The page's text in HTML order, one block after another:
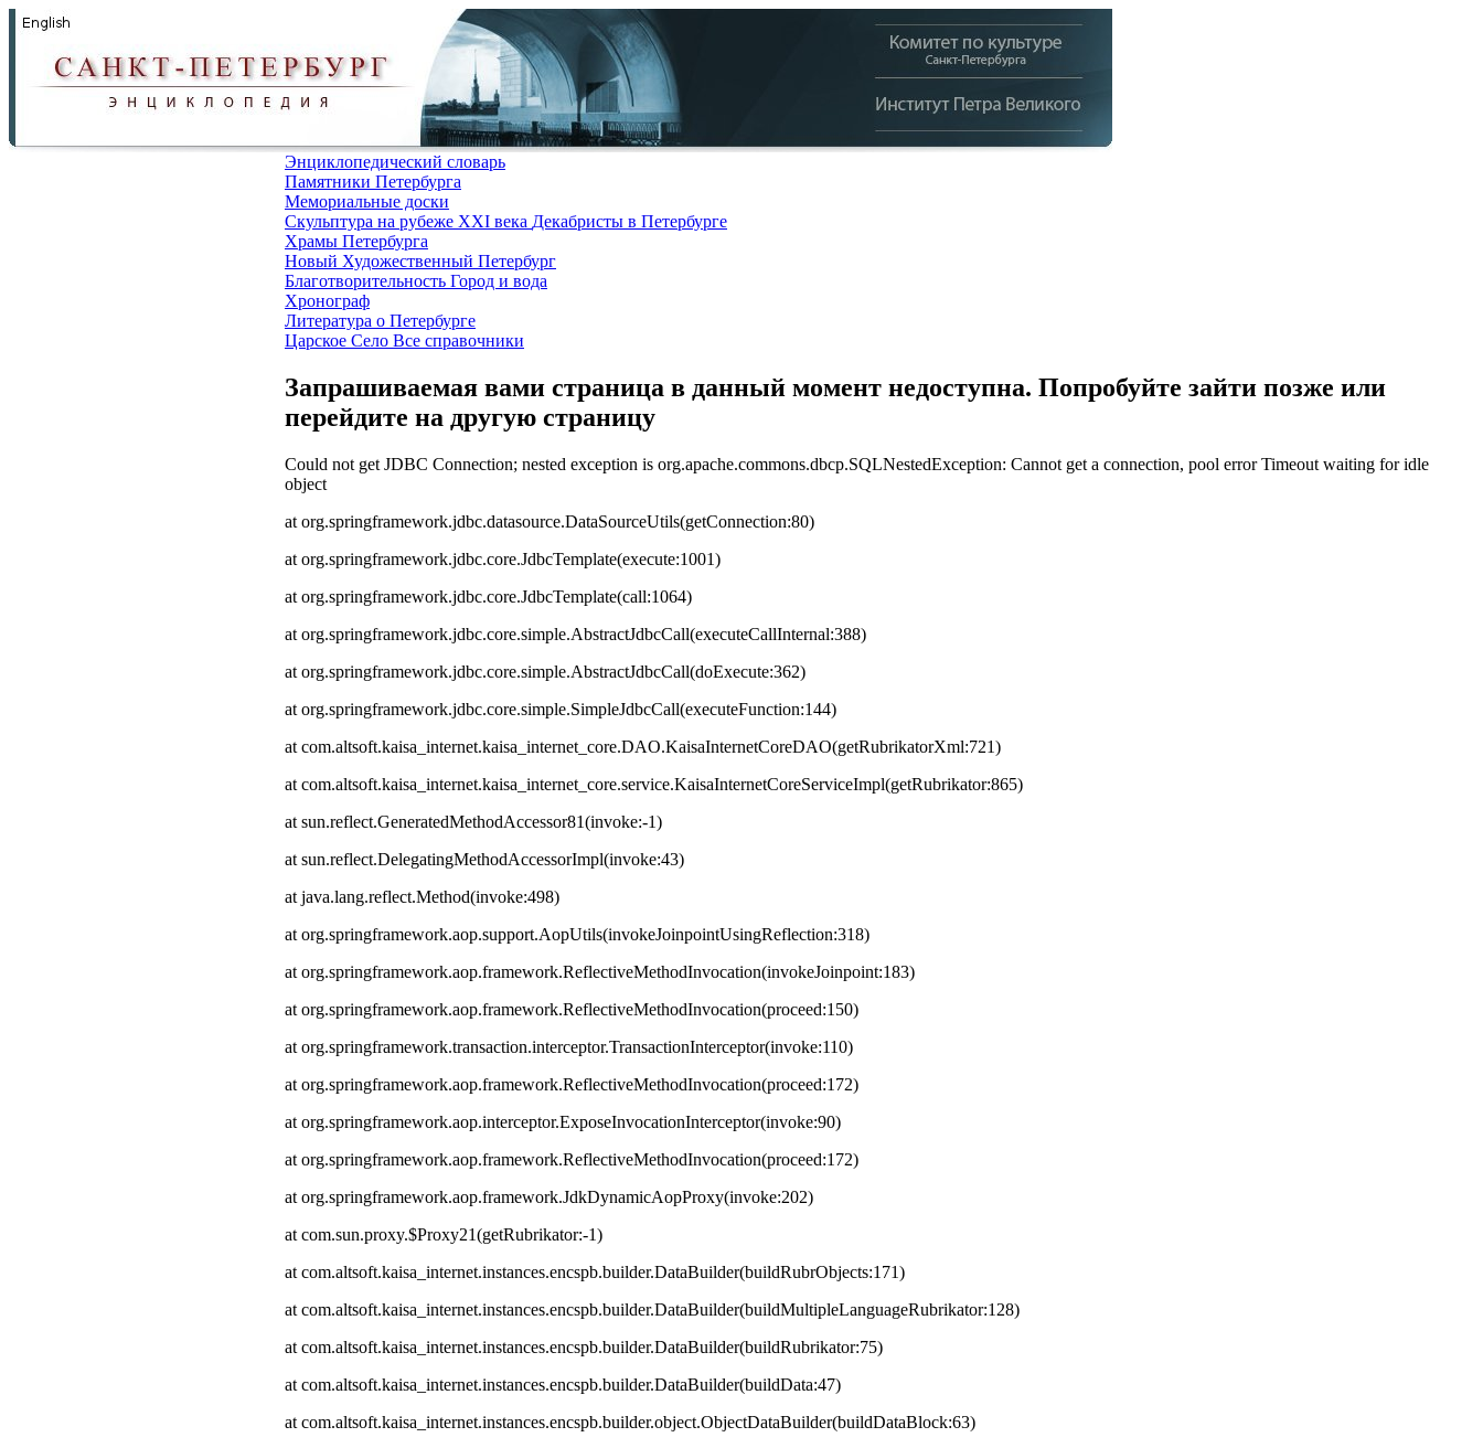
Энциклопедический словарь
Памятники Петербурга
Мемориальные доски
Скульптура на рубеже XXI века Декабристы в Петербурге
Храмы Петербурга
Новый Художественный Петербург
Благотворительность Город и вода
Хронограф
Литература о Петербурге
Царское Село Все справочники
Запрашиваемая вами страница в данный момент недоступна. Попробуйте зайти позже или
перейдите на другую страницу
Could not get JDBC Connection; nested exception is org.apache.commons.dbcp.SQLNestedException: Cannot get a connection, pool error Timeout waiting for idle
object
at org.springframework.jdbc.datasource.DataSourceUtils(getConnection:80)
at org.springframework.jdbc.core.JdbcTemplate(execute:1001)
at org.springframework.jdbc.core.JdbcTemplate(call:1064)
at org.springframework.jdbc.core.simple.AbstractJdbcCall(executeCallInternal:388)
at org.springframework.jdbc.core.simple.AbstractJdbcCall(doExecute:362)
at org.springframework.jdbc.core.simple.SimpleJdbcCall(executeFunction:144)
at com.altsoft.kaisa_internet.kaisa_internet_core.DAO.KaisaInternetCoreDAO(getRubrikatorXml:721)
at com.altsoft.kaisa_internet.kaisa_internet_core.service.KaisaInternetCoreServiceImpl(getRubrikator:865)
at sun.reflect.GeneratedMethodAccessor81(invoke:-1)
at sun.reflect.DelegatingMethodAccessorImpl(invoke:43)
at java.lang.reflect.Method(invoke:498)
at org.springframework.aop.support.AopUtils(invokeJoinpointUsingReflection:318)
at org.springframework.aop.framework.ReflectiveMethodInvocation(invokeJoinpoint:183)
at org.springframework.aop.framework.ReflectiveMethodInvocation(proceed:150)
at org.springframework.transaction.interceptor.TransactionInterceptor(invoke:110)
at org.springframework.aop.framework.ReflectiveMethodInvocation(proceed:172)
at org.springframework.aop.interceptor.ExposeInvocationInterceptor(invoke:90)
at org.springframework.aop.framework.ReflectiveMethodInvocation(proceed:172)
at org.springframework.aop.framework.JdkDynamicAopProxy(invoke:202)
at com.sun.proxy.$Proxy21(getRubrikator:-1)
at com.altsoft.kaisa_internet.instances.encspb.builder.DataBuilder(buildRubrObjects:171)
at com.altsoft.kaisa_internet.instances.encspb.builder.DataBuilder(buildMultipleLanguageRubrikator:128)
at com.altsoft.kaisa_internet.instances.encspb.builder.DataBuilder(buildRubrikator:75)
at com.altsoft.kaisa_internet.instances.encspb.builder.DataBuilder(buildData:47)
at com.altsoft.kaisa_internet.instances.encspb.builder.object.ObjectDataBuilder(buildDataBlock:63)